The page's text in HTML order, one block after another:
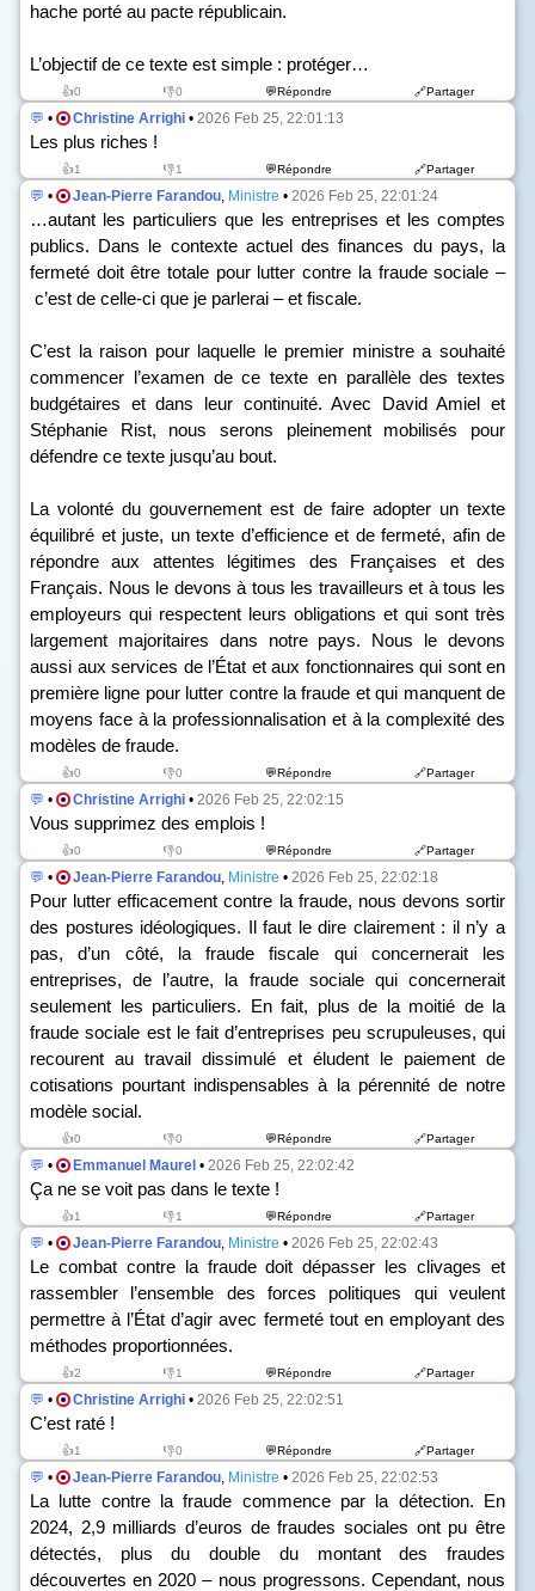
hache porté au pacte républicain.
L’objectif de ce texte est simple : protéger…
👍0 👎0 💬Répondre 🔗Partager
💬 • Christine Arrighi • 2026 Feb 25, 22:01:13
Les plus riches !
👍1 👎1 💬Répondre 🔗Partager
💬 • Jean-Pierre Farandou, Ministre • 2026 Feb 25, 22:01:24
…autant les particuliers que les entreprises et les comptes
publics. Dans le contexte actuel des finances du pays, la
fermeté doit être totale pour lutter contre la fraude sociale –
c’est de celle-ci que je parlerai – et fiscale.
C’est la raison pour laquelle le premier ministre a souhaité
commencer l’examen de ce texte en parallèle des textes
budgétaires et dans leur continuité. Avec David Amiel et
Stéphanie Rist, nous serons pleinement mobilisés pour
défendre ce texte jusqu’au bout.
La volonté du gouvernement est de faire adopter un texte
équilibré et juste, un texte d’efficience et de fermeté, afin de
répondre aux attentes légitimes des Françaises et des
Français. Nous le devons à tous les travailleurs et à tous les
employeurs qui respectent leurs obligations et qui sont très
largement majoritaires dans notre pays. Nous le devons
aussi aux services de l’État et aux fonctionnaires qui sont en
première ligne pour lutter contre la fraude et qui manquent de
moyens face à la professionnalisation et à la complexité des
modèles de fraude.
👍0 👎0 💬Répondre 🔗Partager
💬 • Christine Arrighi • 2026 Feb 25, 22:02:15
Vous supprimez des emplois !
👍0 👎0 💬Répondre 🔗Partager
💬 • Jean-Pierre Farandou, Ministre • 2026 Feb 25, 22:02:18
Pour lutter efficacement contre la fraude, nous devons sortir
des postures idéologiques. Il faut le dire clairement : il n’y a
pas, d’un côté, la fraude fiscale qui concernerait les
entreprises, de l’autre, la fraude sociale qui concernerait
seulement les particuliers. En fait, plus de la moitié de la
fraude sociale est le fait d’entreprises peu scrupuleuses, qui
recourent au travail dissimulé et éludent le paiement de
cotisations pourtant indispensables à la pérennité de notre
modèle social.
👍0 👎0 💬Répondre 🔗Partager
💬 • Emmanuel Maurel • 2026 Feb 25, 22:02:42
Ça ne se voit pas dans le texte !
👍1 👎1 💬Répondre 🔗Partager
💬 • Jean-Pierre Farandou, Ministre • 2026 Feb 25, 22:02:43
Le combat contre la fraude doit dépasser les clivages et
rassembler l’ensemble des forces politiques qui veulent
permettre à l’État d’agir avec fermeté tout en employant des
méthodes proportionnées.
👍2 👎1 💬Répondre 🔗Partager
💬 • Christine Arrighi • 2026 Feb 25, 22:02:51
C’est raté !
👍1 👎0 💬Répondre 🔗Partager
💬 • Jean-Pierre Farandou, Ministre • 2026 Feb 25, 22:02:53
La lutte contre la fraude commence par la détection. En
2024, 2,9 milliards d’euros de fraudes sociales ont pu être
détectés, plus du double du montant des fraudes
découvertes en 2020 – nous progressons. Cependant, nous